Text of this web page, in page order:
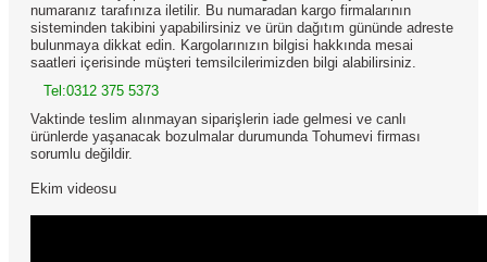
numaranız tarafınıza iletilir. Bu numaradan kargo firmalarının
sisteminden takibini yapabilirsiniz ve ürün dağıtım gününde adreste
bulunmaya dikkat edin. Kargolarınızın bilgisi hakkında mesai
saatleri içerisinde müşteri temsilcilerimizden bilgi alabilirsiniz.
Tel:0312 375 5373
Vaktinde teslim alınmayan siparişlerin iade gelmesi ve canlı
ürünlerde yaşanacak bozulmalar durumunda Tohumevi firması
sorumlu değildir.
Ekim videosu